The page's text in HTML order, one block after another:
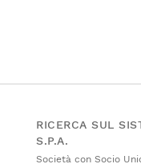
RICERCA SUL
S.P.A.
Società con Socio